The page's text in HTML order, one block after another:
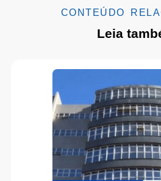
CONTEÚDO
Leia